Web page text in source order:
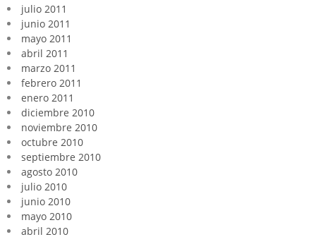
julio 2011
junio 2011
mayo 2011
abril 2011
marzo 2011
febrero 2011
enero 2011
diciembre 2010
noviembre 2010
octubre 2010
septiembre 2010
agosto 2010
julio 2010
junio 2010
mayo 2010
abril 2010